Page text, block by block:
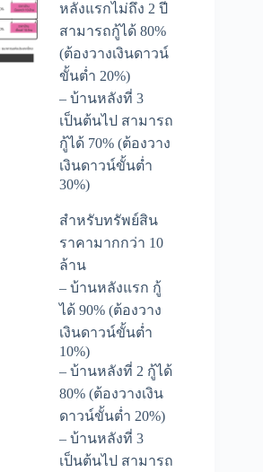
หลังแรกไม่ถึง 2 ปี
สามารถกู้ได้ 80%
(ต้องวางเงินดาวน์
ขั้นต่ำ 20%)
– บ้านหลังที่ 3
เป็นต้นไป สามารถ
กู้ได้ 70% (ต้องวาง
เงินดาวน์ขั้นต่ำ
30%)
สำหรับทรัพย์สิน
ราคามากกว่า 10
ล้าน
– บ้านหลังแรก กู้
ได้ 90% (ต้องวาง
เงินดาวน์ขั้นต่ำ
10%)
– บ้านหลังที่ 2 กู้ได้
80% (ต้องวางเงิน
ดาวน์ขั้นต่ำ 20%)
– บ้านหลังที่ 3
เป็นต้นไป สามารถ